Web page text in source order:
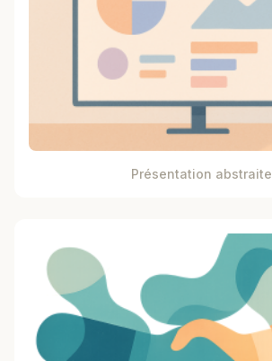
Présentation abstraite